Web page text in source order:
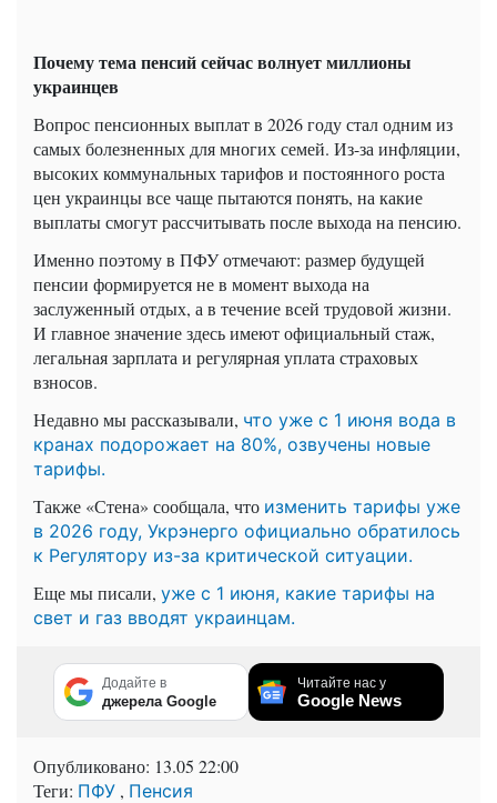
Почему тема пенсий сейчас волнует миллионы
украинцев
Вопрос пенсионных выплат в 2026 году стал одним из
самых болезненных для многих семей. Из-за инфляции,
высоких коммунальных тарифов и постоянного роста
цен украинцы все чаще пытаются понять, на какие
выплаты смогут рассчитывать после выхода на пенсию.
Именно поэтому в ПФУ отмечают: размер будущей
пенсии формируется не в момент выхода на
заслуженный отдых, а в течение всей трудовой жизни.
И главное значение здесь имеют официальный стаж,
легальная зарплата и регулярная уплата страховых
взносов.
Недавно мы рассказывали, что уже с 1 июня вода в
кранах подорожает на 80%, озвучены новые
тарифы.
Также «Стена» сообщала, что изменить тарифы уже
в 2026 году, Укрэнерго официально обратилось
к Регулятору из-за критической ситуации.
Еще мы писали, уже с 1 июня, какие тарифы на
свет и газ вводят украинцам.
Додайте в
джерела Google
Читайте нас у
Google News
Опубликовано: 13.05 22:00
Теги: ПФУ , Пенсия